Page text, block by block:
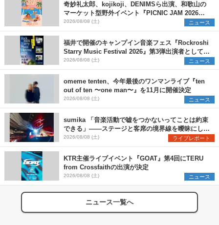
奇妙礼太郎、kojikoji、DENIMSら出演、和歌山の
マーケット型野外イベント『PICNIC JAM 2026』
早割チケット発売開始
2026/08/08 (土) ニュース
福井で開催のキャンプイン音楽フェス『Rockroshi
Starry Music Festival 2026』第3弾出演者として
SCOOBIE DO、かりゆし58、Reiを発表
2026/08/08 (土) ニュース
omeme tenten、今年最後のワンマンライブ『ten
out of ten 〜one man〜』を11月に開催決定
2026/08/08 (土) ニュース
sumika 「音楽活動で嘘をつかないってことは約束
できる」――ステージと客席の境界線を曖昧にし
た、ツアーファイナル武道館公演レポート
2026/08/08 (土) ライブレポート
KTR主催ライブイベント『GOAT』第4回にTERU
from Crossfaithの出演が決定
2026/08/08 (土) ニュース
ニュース一覧へ